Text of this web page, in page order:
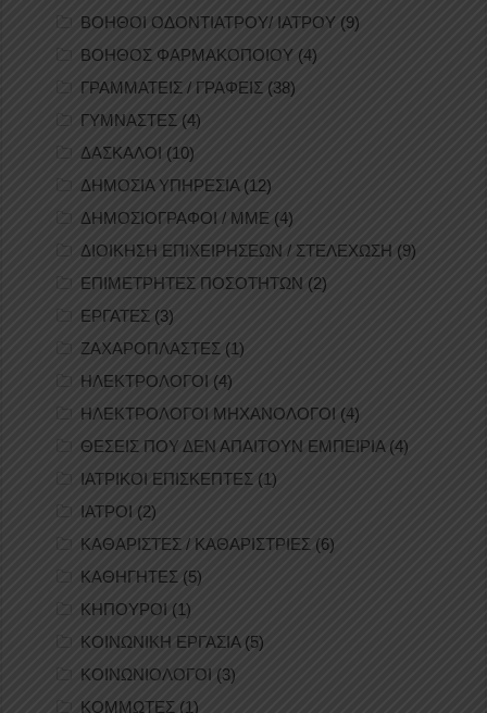
ΒΟΗΘΟΙ ΟΔΟΝΤΙΑΤΡΟΥ/ ΙΑΤΡΟΥ (9)
ΒΟΗΘΟΣ ΦΑΡΜΑΚΟΠΟΙΟΥ (4)
ΓΡΑΜΜΑΤΕΙΣ / ΓΡΑΦΕΙΣ (38)
ΓΥΜΝΑΣΤΕΣ (4)
ΔΑΣΚΑΛΟΙ (10)
ΔΗΜΟΣΙΑ ΥΠΗΡΕΣΙΑ(12)
ΔΗΜΟΣΙΟΓΡΑΦΟΙ / ΜΜΕ (4)
ΔΙΟΙΚΗΣΗ ΕΠΙΧΕΙΡΗΣΕΩΝ / ΣΤΕΛΕΧΩΣΗ (9)
ΕΠΙΜΕΤΡΗΤΕΣ ΠΟΣΟΤΗΤΩΝ (2)
ΕΡΓΑΤΕΣ (3)
ΖΑΧΑΡΟΠΛΑΣΤΕΣ (1)
ΗΛΕΚΤΡΟΛΟΓΟΙ (4)
ΗΛΕΚΤΡΟΛΟΓΟΙ ΜΗΧΑΝΟΛΟΓΟΙ (4)
ΘΕΣΕΙΣ ΠΟΥ ΔΕΝ ΑΠΑΙΤΟΥΝ ΕΜΠΕΙΡΙΑ (4)
ΙΑΤΡΙΚΟΙ ΕΠΙΣΚΕΠΤΕΣ (1)
ΙΑΤΡΟΙ (2)
ΚΑΘΑΡΙΣΤΕΣ / ΚΑΘΑΡΙΣΤΡΙΕΣ (6)
ΚΑΘΗΓΗΤΕΣ (5)
ΚΗΠΟΥΡΟΙ (1)
ΚΟΙΝΩΝΙΚΗ ΕΡΓΑΣΙΑ(5)
ΚΟΙΝΩΝΙΟΛΟΓΟΙ (3)
ΚΟΜΜΩΤΕΣ (1)